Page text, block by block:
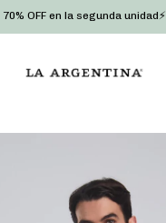
70% OFF en la segunda unidad⚡